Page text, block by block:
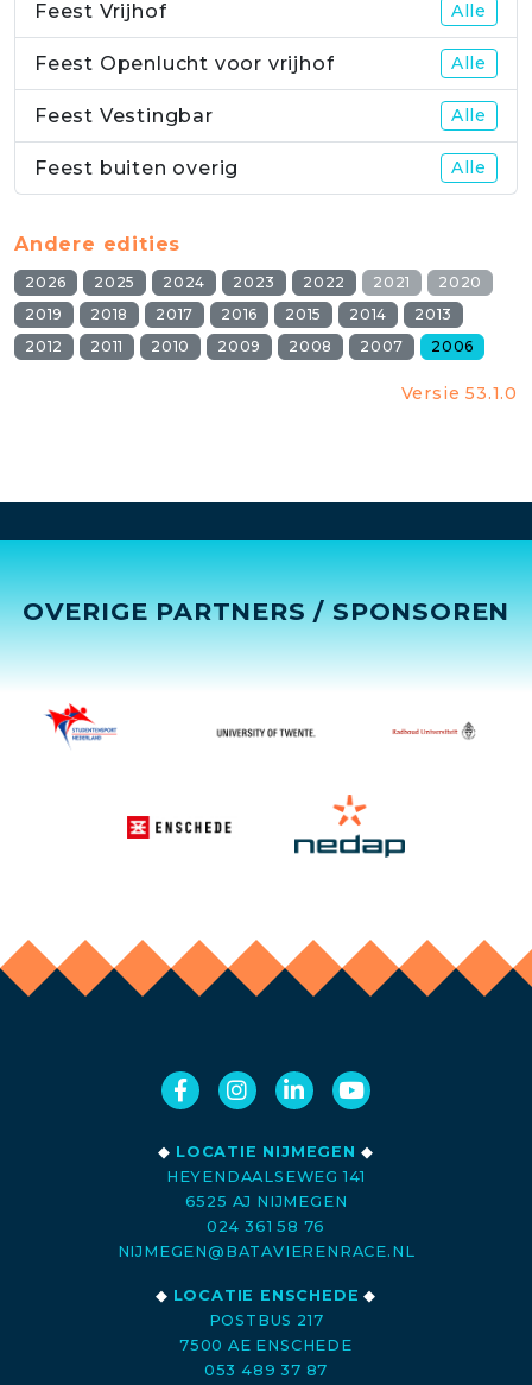
Feest Vrijhof Alle
Feest Openlucht voor vrijhof Alle
Feest Vestingbar Alle
Feest buiten overig Alle
Andere edities
2026 2025 2024 2023 2022 2021
2020
2019
2018 2017 2016 2015 2014
2013
2012
2011 2010 2009 2008 2007 2006
Versie 53.1.0
OVERIGE PARTNERS / SPONSOREN
◆ LOCATIE NIJMEGEN ◆
HEYENDAALSEWEG 141
6525 AJ NIJMEGEN
024 361 58 76
NIJMEGEN@BATAVIERENRACE.NL
◆ LOCATIE ENSCHEDE ◆
POSTBUS 217
7500 AE ENSCHEDE
053 489 37 87